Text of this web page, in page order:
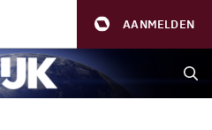
AANMELDEN